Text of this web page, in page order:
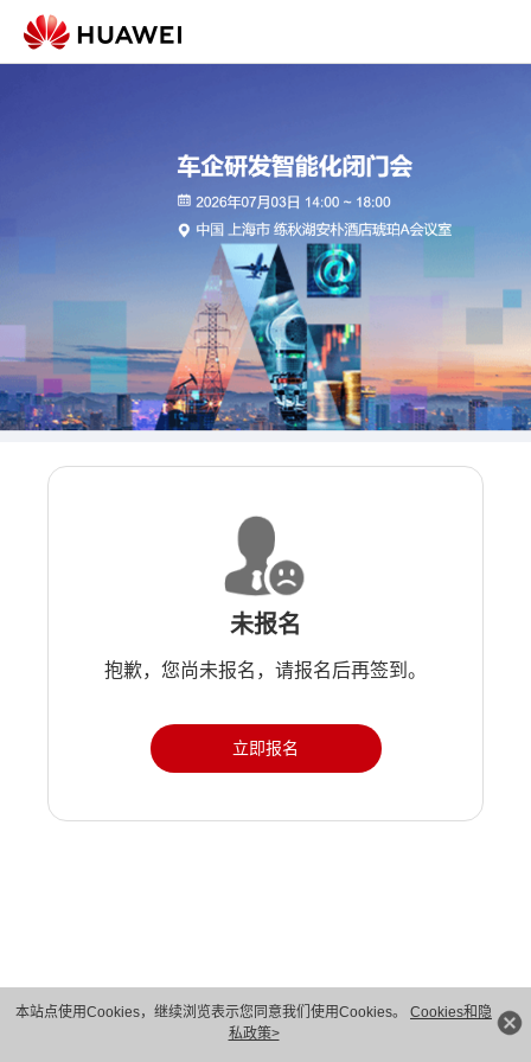
本站点使用Cookies，继续浏览表示您同意我们使用Cookies。 Cookies和隐
私政策>
未报名
抱歉，您尚未报名，请报名后再签到。
立即报名
版权所有 © 华为技术有限公司 1998-2026。 保留一切权利。粤A2-20044005号
隐私保护
法律声明